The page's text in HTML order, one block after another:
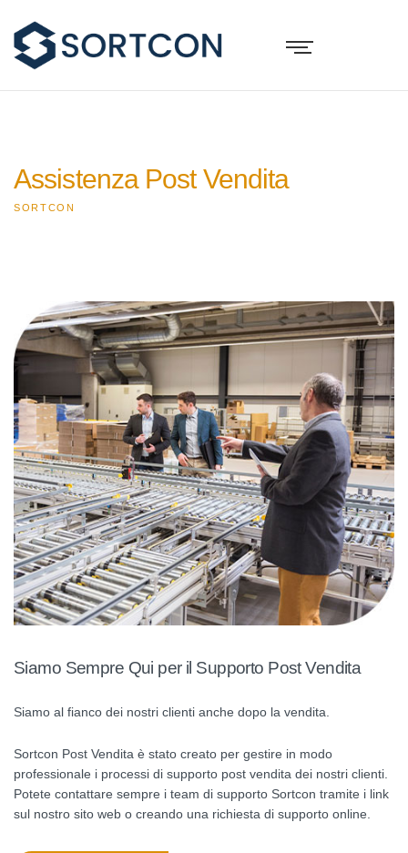
Assistenza Post Vendita
SORTCON
Siamo Sempre Qui per il Supporto Post Vendita
Siamo al fianco dei nostri clienti anche dopo la vendita.
Sortcon Post Vendita è stato creato per gestire in modo
professionale i processi di supporto post vendita dei nostri clienti.
Potete contattare sempre i team di supporto Sortcon tramite i link
sul nostro sito web o creando una richiesta di supporto online.